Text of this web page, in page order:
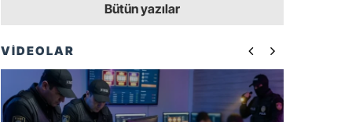
14:10
geri çağırdı, birinə yeni vəzifə verdi
AAYDA ilə bağlı QALMAQAL –
Bütün yazılar
VİDEOLAR